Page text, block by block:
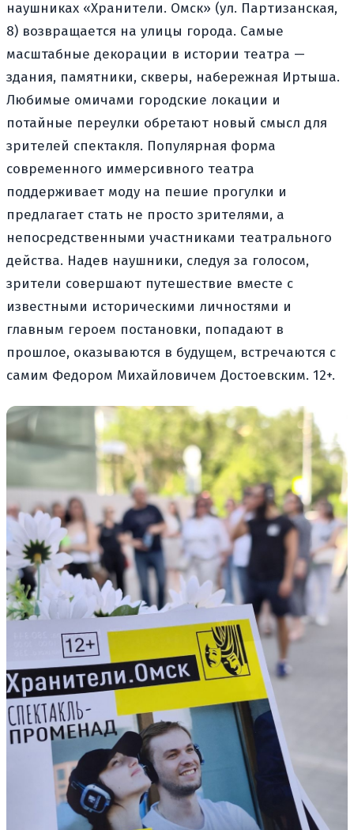
наушниках «Хранители. Омск» (ул. Партизанская,
8) возвращается на улицы города. Самые
масштабные декорации в истории театра —
здания, памятники, скверы, набережная Иртыша.
Любимые омичами городские локации и
потайные переулки обретают новый смысл для
зрителей спектакля. Популярная форма
современного иммерсивного театра
поддерживает моду на пешие прогулки и
предлагает стать не просто зрителями, а
непосредственными участниками театрального
действа. Надев наушники, следуя за голосом,
зрители совершают путешествие вместе с
известными историческими личностями и
главным героем постановки, попадают в
прошлое, оказываются в будущем, встречаются с
самим Федором Михайловичем Достоевским. 12+.